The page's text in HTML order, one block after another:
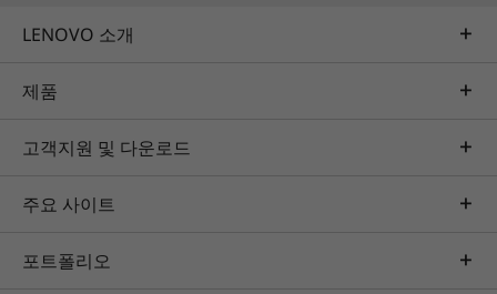
표준과 200가지 이상의 품질 검사를 거칩니다. 이
테스트는 온도, 압력, 습도, 진동 등을 포함하여 북
를 포함합니다.
65W 어댑터에 PCC 재활용 플라스틱 90% 사용
백라이트 키캡에 PCC 재활용 플라스틱 85% 사용
WLAN 모듈
재활용 및/또는 지속 가능한 포장 90% 사용*
내용물, 바이오 기반 플라스틱, 비목재 바이오 기반 섬유 재료 또는 지속 가능한 산림 재료
LENOVO 소개
제품
고객지원 및 다운로드
주요 사이트
포트폴리오